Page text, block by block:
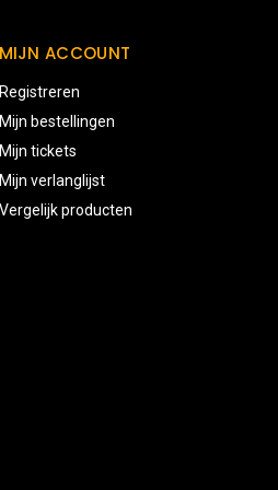
MIJN ACCOUNT
Registreren
Mijn bestellingen
Mijn tickets
Mijn verlanglijst
Vergelijk producten